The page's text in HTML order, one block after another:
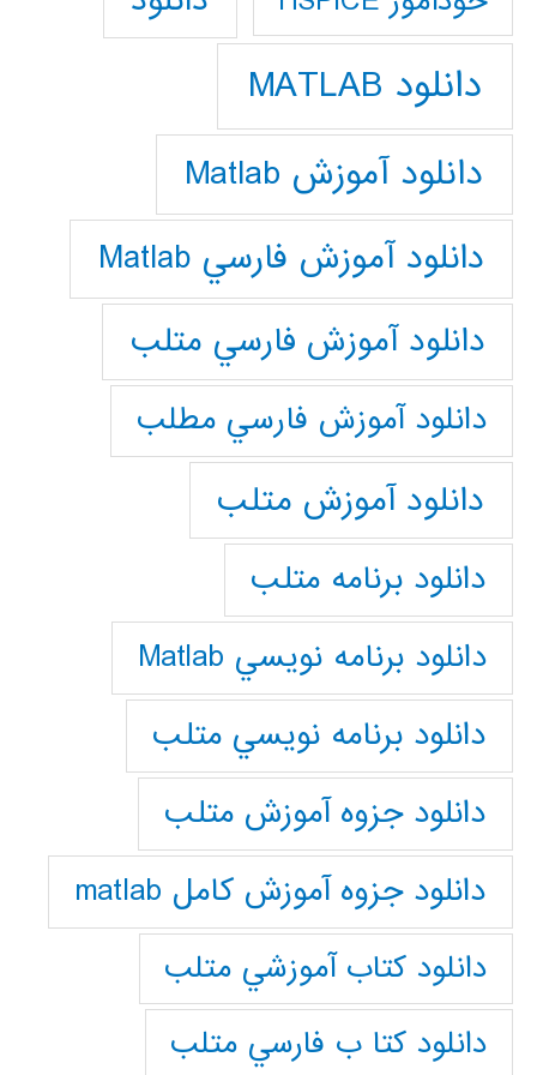
دانلود MATLAB
دانلود آموزش Matlab
دانلود آموزش فارسي Matlab
دانلود آموزش فارسي متلب
دانلود آموزش فارسي مطلب
دانلود آموزش متلب
دانلود برنامه متلب
دانلود برنامه نويسي Matlab
دانلود برنامه نويسي متلب
دانلود جزوه آموزش متلب
دانلود جزوه آموزش کامل matlab
دانلود كتاب آموزشي متلب
دانلود كتا ب فارسي متلب